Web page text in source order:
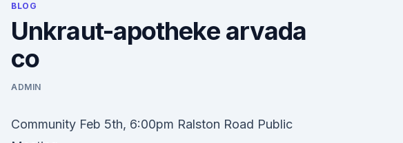
BLOG
Unkraut-apotheke arvada
co
ADMIN
Community Feb 5th, 6:00pm Ralston Road Public